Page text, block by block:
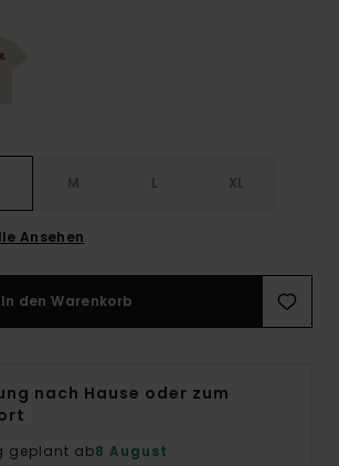
M L XL
Ansehen
In den Warenkorb
nach Hause oder zum
geplant ab8 August